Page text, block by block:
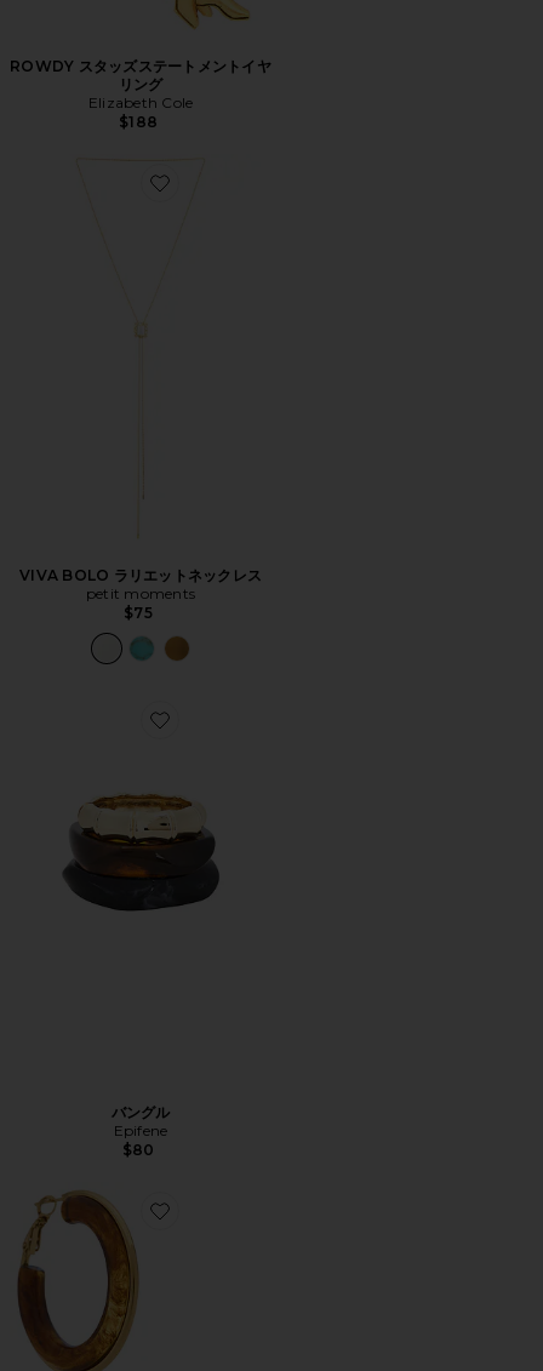
ROWDY スタッズステートメントイヤ
リング
Elizabeth Cole
$188
Favorite VIVA BOLO ラリエットネックレス
VIVA BOLO ラリエットネックレス
petit moments
$75
Favorite バングル
バングル
Epifene
$80
Favorite RESIN フープイヤリング